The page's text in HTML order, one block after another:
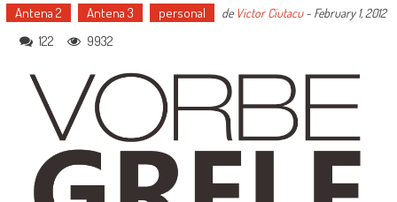
Antena 2 Antena 3 personal de Victor Ciutacu- February 1, 2012
122 9932